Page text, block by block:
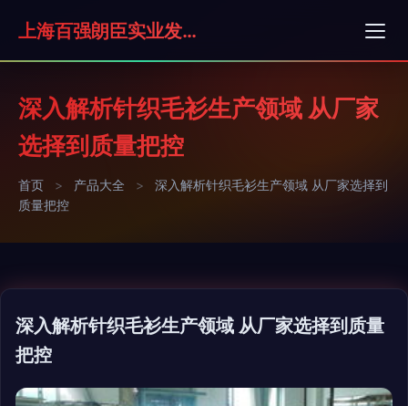
上海百强朗臣实业发展有限公司
深入解析针织毛衫生产领域 从厂家
选择到质量把控
首页 > 产品大全 >
深入解析针织毛衫生产领域 从厂家选择到
质量把控
深入解析针织毛衫生产领域 从厂家选择到质量
把控